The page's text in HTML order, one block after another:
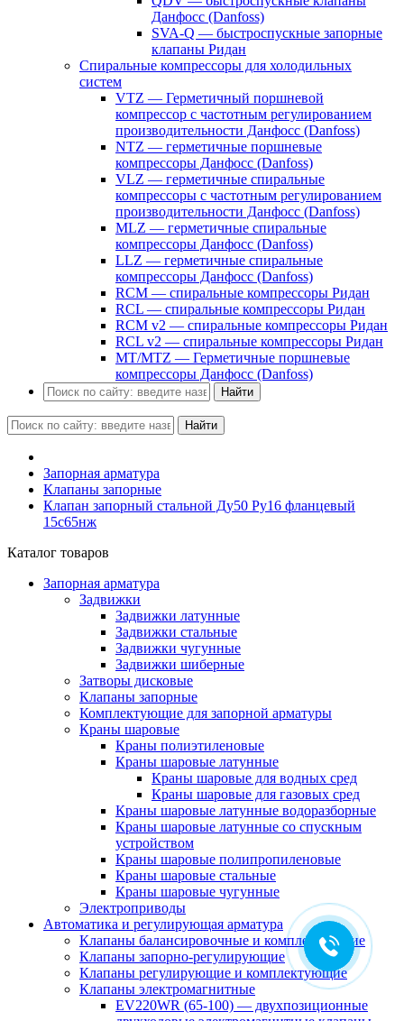
Данфосс (Danfoss)
SVA-Q — быстроспускные запорные
клапаны Ридан
Спиральные компрессоры для холодильных
систем
VTZ — Герметичный поршневой
компрессор с частотным регулированием
производительности Данфосс (Danfoss)
NTZ — герметичные поршневые
компрессоры Данфосс (Danfoss)
VLZ — герметичные спиральные
компрессоры с частотным регулированием
производительности Данфосс (Danfoss)
MLZ — герметичные спиральные
компрессоры Данфосс (Danfoss)
LLZ — герметичные спиральные
компрессоры Данфосс (Danfoss)
RCM — спиральные компрессоры Ридан
RCL — спиральные компрессоры Ридан
RCM v2 — спиральные компрессоры Ридан
RCL v2 — спиральные компрессоры Ридан
MT/MTZ — Герметичные поршневые
компрессоры Данфосс (Danfoss)
Найти
Найти
Запорная арматура
Клапаны запорные
Клапан запорный стальной Ду50 Ру16 фланцевый
15с65нж
Каталог товаров
Запорная арматура
Задвижки
Задвижки латунные
Задвижки стальные
Задвижки чугунные
Задвижки шиберные
Затворы дисковые
Клапаны запорные
Комплектующие для запорной арматуры
Краны шаровые
Краны полиэтиленовые
Краны шаровые латунные
Краны шаровые для водных сред
Краны шаровые для газовых сред
Краны шаровые латунные водоразборные
Краны шаровые латунные со спускным
устройством
Краны шаровые полипропиленовые
Краны шаровые стальные
Краны шаровые чугунные
Электроприводы
Автоматика и регулирующая арматура
Клапаны балансировочные и комплектующие
Клапаны запорно-регулирующие
Клапаны регулирующие и комплектующие
Клапаны электромагнитные
EV220WR (65-100) — двухпозиционные